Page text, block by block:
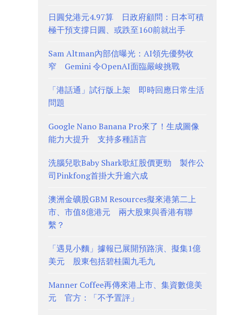
日圓兌港元4.97算 日政府顧問：日本可積
極干預支撐日圓、或跌至160前就出手
Sam Altman內部信曝光：AI領先優勢收
窄 Gemini 令OpenAI面臨嚴峻挑戰
「港話通」試行版上架 即時回應日常生活
問題
Google Nano Banana Pro來了！生成圖像
能力大提升 支持多種語言
洗腦兒歌Baby Shark歌紅股價更勁 製作公
司Pinkfong首掛大升逾六成
澳洲金礦股GBM Resources擬來港第二上
市、市值8億港元 兩大股東與香港有聯
繫？
「遇見小麵」據報已展開預路演、擬集1億
美元 股東包括碧桂園九毛九
Manner Coffee再傳來港上市、集資數億美
元 官方：「不予置評」